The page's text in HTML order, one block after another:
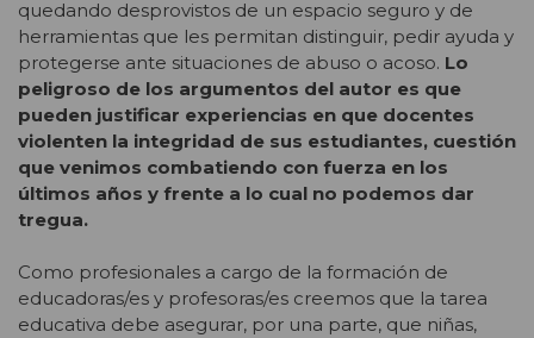
quedando desprovistos de un espacio seguro y de
herramientas que les permitan distinguir, pedir ayuda y
protegerse ante situaciones de abuso o acoso. Lo
peligroso de los argumentos del autor es que
pueden justificar experiencias en que docentes
violenten la integridad de sus estudiantes, cuestión
que venimos combatiendo con fuerza en los
últimos años y frente a lo cual no podemos dar
tregua.
Como profesionales a cargo de la formación de
educadoras/es y profesoras/es creemos que la tarea
educativa debe asegurar, por una parte, que niñas,